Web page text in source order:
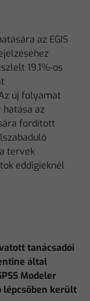
az EGIS
19,1%-os
új folyamat
az
fordított
tervek
eddigieknél
tanácsadói
által
Modeler
lépcsőben került